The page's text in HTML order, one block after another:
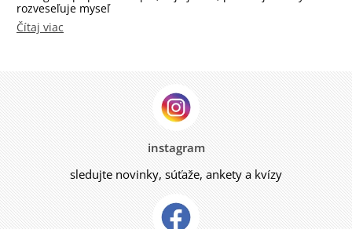
rozveseľuje myseľ
Čítaj viac
instagram
sledujte novinky, súťaže, ankety a kvízy